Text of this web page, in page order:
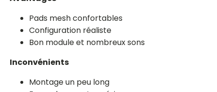
Pads mesh confortables
Configuration réaliste
Bon module et nombreux sons
Inconvénients
Montage un peu long